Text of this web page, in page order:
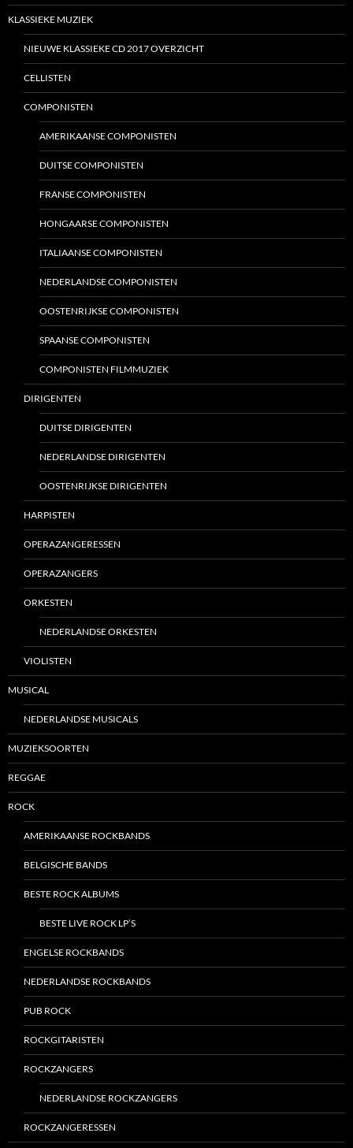
KLASSIEKE MUZIEK
NIEUWE KLASSIEKE CD 2017 OVERZICHT
CELLISTEN
COMPONISTEN
AMERIKAANSE COMPONISTEN
DUITSE COMPONISTEN
FRANSE COMPONISTEN
HONGAARSE COMPONISTEN
ITALIAANSE COMPONISTEN
NEDERLANDSE COMPONISTEN
OOSTENRIJKSE COMPONISTEN
SPAANSE COMPONISTEN
COMPONISTEN FILMMUZIEK
DIRIGENTEN
DUITSE DIRIGENTEN
NEDERLANDSE DIRIGENTEN
OOSTENRIJKSE DIRIGENTEN
HARPISTEN
OPERAZANGERESSEN
OPERAZANGERS
ORKESTEN
NEDERLANDSE ORKESTEN
VIOLISTEN
MUSICAL
NEDERLANDSE MUSICALS
MUZIEKSOORTEN
REGGAE
ROCK
AMERIKAANSE ROCKBANDS
BELGISCHE BANDS
BESTE ROCK ALBUMS
BESTE LIVE ROCK LP’S
ENGELSE ROCKBANDS
NEDERLANDSE ROCKBANDS
PUB ROCK
ROCKGITARISTEN
ROCKZANGERS
NEDERLANDSE ROCKZANGERS
ROCKZANGERESSEN